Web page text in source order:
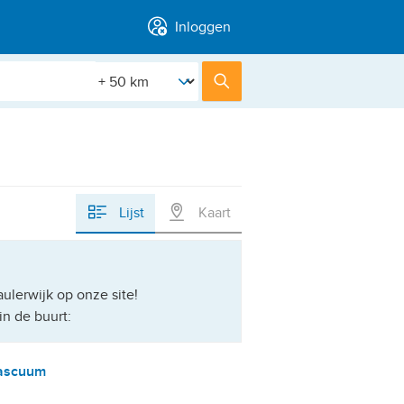
Inloggen
[Straal]
Lijst Kaart
op onze site!
de buurt: